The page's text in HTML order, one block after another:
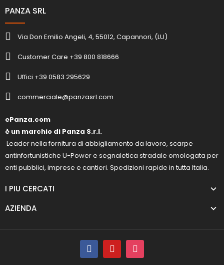
PANZA SRL
Via Don Emilio Angeli, 4, 55012, Capannori, (LU)
Customer Care +39 800 818666
Uffici +39 0583 295629
commerciale@panzasrl.com
ePanza.com
è un marchio di Panza S.r.l.
Leader nella fornitura di abbigliamento da lavoro, scarpe
antinfortunistiche U-Power e segnaletica stradale omologata per
enti pubblici, imprese e cantieri. Spedizioni rapide in tutta Italia.
I PIU CERCATI
AZIENDA